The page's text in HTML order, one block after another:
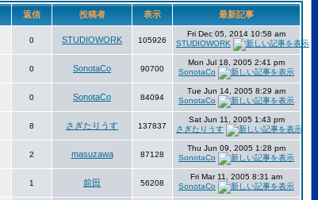
返信 投稿者 表示 最新記事
0 STUDIOWORK 105926
Fri Dec 05, 2014 10:58 am
STUDIOWORK
0 SonotaCo 90700
Mon Jul 18, 2005 2:41 pm
SonotaCo
0 SonotaCo 84094
Tue Jun 14, 2005 8:29 am
SonotaCo
8 さぎたりうす 137837
Sat Jun 11, 2005 1:43 pm
さぎたりうす
2 masuzawa 87128
Thu Jun 09, 2005 1:28 pm
SonotaCo
1 前田 56208
Fri Mar 11, 2005 8:31 am
SonotaCo